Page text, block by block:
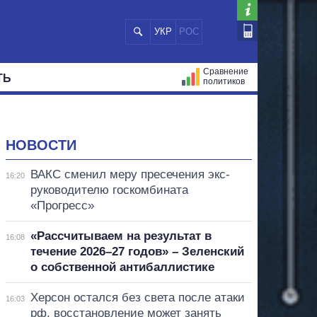
УКР РОС
Сравнение
политиков
НОВОСТИ
16:20
ВАКС сменил меру пресечения экс-
руководителю госкомбината
«Прогресс»
16:08
«Рассчитываем на результат в
течение 2026–27 годов» – Зеленский
о собственной антибаллистике
16:03
Херсон остался без света после атаки
рф, восстановление может занять